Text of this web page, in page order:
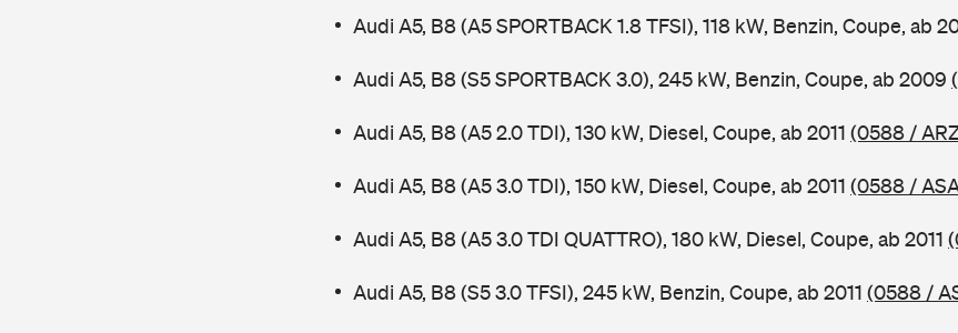
Audi A5, B8 (A5 SPORTBACK 1.8 TFSI), 118 kW, Benzin, Coupe, ab
Audi A5, B8 (S5 SPORTBACK 3.0), 245 kW, Benzin, Coupe, ab 2009
Audi A5, B8 (A5 2.0 TDI), 130 kW, Diesel, Coupe, ab 2011 (0588 /
Audi A5, B8 (A5 3.0 TDI), 150 kW, Diesel, Coupe, ab 2011 (0588 /
Audi A5, B8 (A5 3.0 TDI QUATTRO), 180 kW, Diesel, Coupe, ab 2011
Audi A5, B8 (S5 3.0 TFSI), 245 kW, Benzin, Coupe, ab 2011 (0588 /